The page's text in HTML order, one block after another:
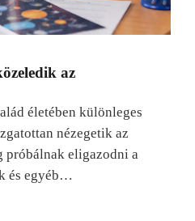
az
életében különleges
nézegetik az
próbálnak eligazodni a
és egyéb…